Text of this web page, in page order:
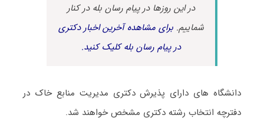
در این روزها در پیام رسان بله در کنار
شماییم.برای مشاهده آخرین اخبار دکتری
در پیام رسان بله کلیک کنید.
دانشگاه های دارای پذیرش دکتری مدیریت ﻣﻨﺎﺑﻊ ﺧﺎک در
دفترچه انتخاب رشته دکتری مشخص خواهند شد.